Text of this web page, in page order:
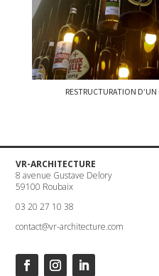
RESTRUCTURATION
VR-ARCHITECTURE
8 avenue Gustave Delory
59100 Roubaix
03 20 27 10 38
contact@vr-architecture.com